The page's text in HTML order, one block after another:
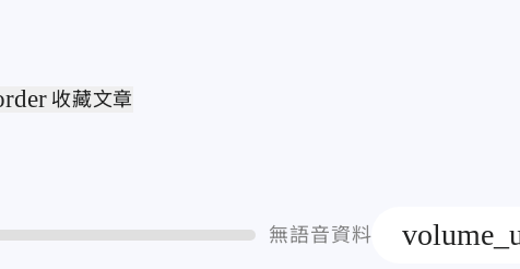
收藏文章
無語音資料